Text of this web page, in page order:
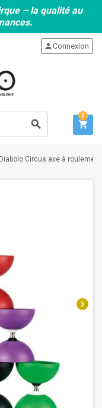
– la qualité au
search
personConnexion
shopping_cart
0
Diabolo Circus axe à roulement
chevron_right